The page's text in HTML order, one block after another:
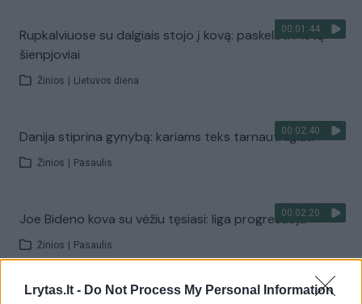
Lrytas.lt - Do Not Process My Personal Information
00:01:44
Rupkalviuose su dalgiais stojo į kovą: paskelbti Metų
šienpjoviai
Žinios Lietuvos diena
00:02:40
Danija stiprina gynybą: kariams teks tarnauti ilgiau
Žinios Pasaulis
00:02:20
Joe Bideno kova su vėžiu tęsiasi: liga progresuoja
Žinios Pasaulis
Visi įrašai